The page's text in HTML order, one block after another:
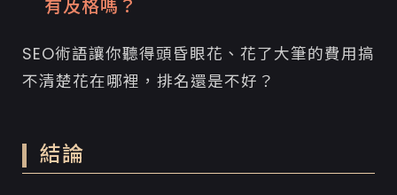
有及格嗎？
SEO術語讓你聽得頭昏眼花、花了大筆的費用搞
不清楚花在哪裡，排名還是不好？
結論